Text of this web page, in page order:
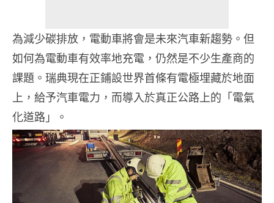
為減少碳排放，電動車將會是未來汽車新趨勢。但
如何為電動車有效率地充電，仍然是不少生產商的
課題。瑞典現在正鋪設世界首條有電極埋藏於地面
上，給予汽車電力，而導入於真正公路上的「電氣
化道路」。